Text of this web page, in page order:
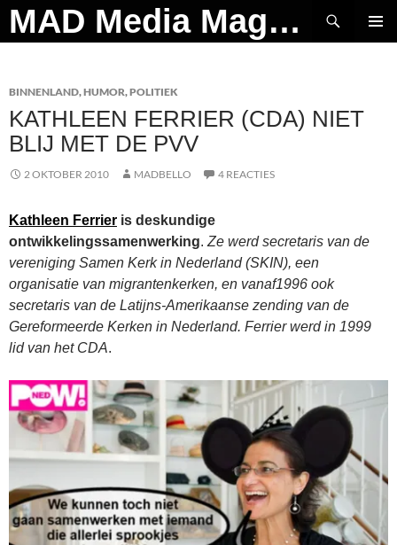
Ga
naar
MAD Media Magazine
Zoeken
BINNENLAND,HUMOR,POLITIEK
KATHLEEN FERRIER (CDA) NIET
BLIJ MET DE PVV
2 OKTOBER 2010 MADBELLO 4 REACTIES
Kathleen Ferrier is deskundige
ontwikkelingssamenwerking. Ze werd secretaris van de
vereniging Samen Kerk in Nederland (SKIN), een
organisatie van migrantenkerken, en vanaf1996 ook
secretaris van de Latijns-Amerikaanse zending van de
Gereformeerde Kerken in Nederland. Ferrier werd in 1999
lid van het CDA.